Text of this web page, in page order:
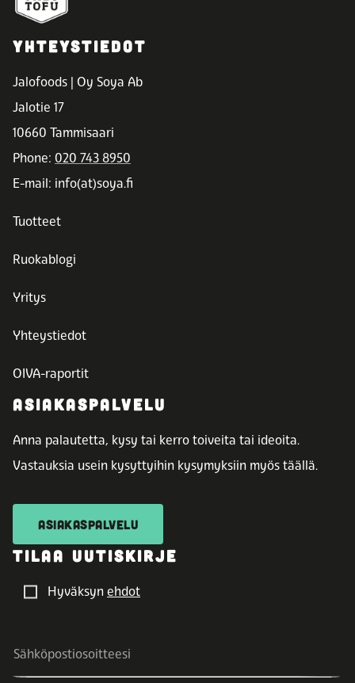
YHTEYSTIEDOT
Jalofoods | Oy Soya Ab
Jalotie 17
10660 Tammisaari
Phone: 020 743 8950
E-mail: info(at)soya.fi
Tuotteet
Ruokablogi
Yritys
Yhteystiedot
OIVA-raportit
ASIAKASPALVELU
Anna palautetta, kysy tai kerro toiveita tai ideoita.
Vastauksia usein kysyttyihin kysymyksiin myös täällä.
ASIAKASPALVELU
TILAA UUTISKIRJE
Hyväksyn ehdot